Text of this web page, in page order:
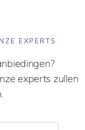
EXPERTS
experts zullen